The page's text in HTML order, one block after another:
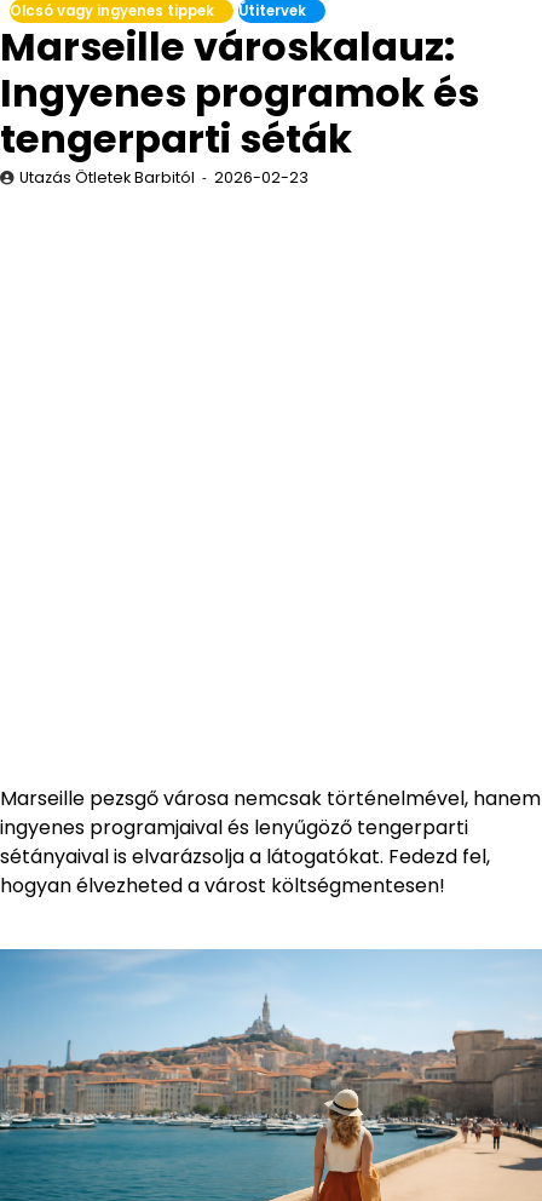
Olcsó vagy ingyenes tippek
Útitervek
Marseille városkalauz:
Ingyenes programok és
tengerparti séták
Utazás Ötletek Barbitól 2026-02-23
Marseille pezsgő városa nemcsak történelmével, hanem
ingyenes programjaival és lenyűgöző tengerparti
sétányaival is elvarázsolja a látogatókat. Fedezd fel,
hogyan élvezheted a várost költségmentesen!